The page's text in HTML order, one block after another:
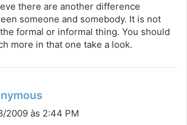
s
e
:
there are another difference
someone and somebody. It is not
formal or informal thing. You should
more in that one take a look.
i
2009 às 2:44 PM